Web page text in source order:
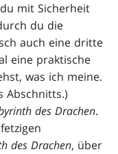
mit Sicherheit
du die
auch eine dritte
eine praktische
was ich meine.
Abschnitts.)
des Drachen.
des Drachen, über